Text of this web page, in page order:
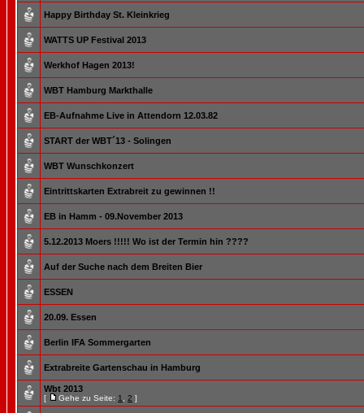
Happy Birthday St. Kleinkrieg
WATTS UP Festival 2013
Werkhof Hagen 2013!
WBT Hamburg Markthalle
EB-Aufnahme Live in Attendorn 12.03.82
START der WBT´13 - Solingen
WBT Wunschkonzert
Eintrittskarten Extrabreit zu gewinnen !!
EB in Hamm - 09.November 2013
5.12.2013 Moers !!!!! Wo ist der Termin hin ????
Auf der Suche nach dem Breiten Bier
ESSEN
20.09. Essen
Berlin IFA Sommergarten
Extrabreite Gartenschau in Hamburg
Wbt 2013
[ Gehe zu Seite: 1 2 ]